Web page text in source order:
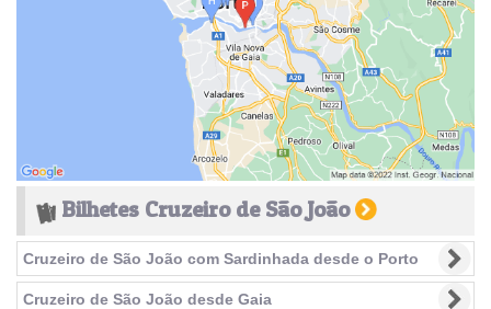
Bilhetes Cruzeiro de São João
Cruzeiro de São João com Sardinhada desde o Porto
Cruzeiro de São João desde Gaia